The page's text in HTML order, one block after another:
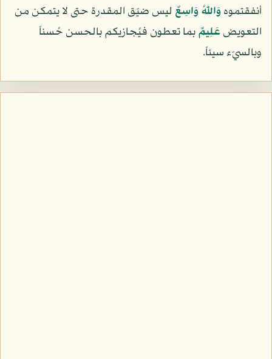
أنفقتموهوَاللّهُ وَاسِعٌ ليس ضيّق المقدرة حتى لا يتمكن من
التعويضعَلِيمٌبما تعطون فيُجازيكم بالحسن حُسناً
وبالسيّء سيئاً.